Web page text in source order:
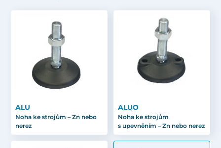
ALU
Noha ke strojům – Zn nebo
nerez
ALUO
Noha ke strojům
s upevněním – Zn nebo nerez